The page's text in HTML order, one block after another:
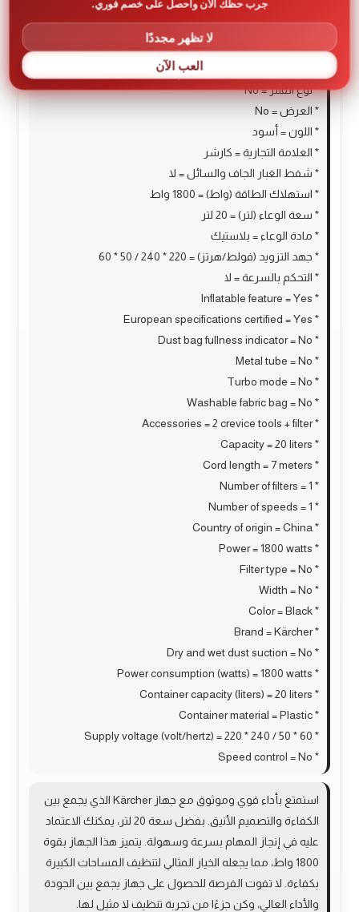
* عدد الفلاتر = 1
* بلد المنشأ = الصين
* نوع الفلتر = No
* العرض = No
* اللون = أسود
* العلامة التجارية = كارشر
* شفط الغبار الجاف والسائل = لا
* استهلاك الطاقة (واط) = 1800 واط
* سعة الوعاء (لتر) = 20 لتر
* مادة الوعاء = بلاستيك
* جهد التزويد (فولط/هرتز) = 220 * 240 / 50 * 60
* التحكم بالسرعة = لا
* Inflatable feature = Yes
* European specifications certified = Yes
* Dust bag fullness indicator = No
* Metal tube = No
* Turbo mode = No
* Washable fabric bag = No
* Accessories = 2 crevice tools + filter
* Capacity = 20 liters
* Cord length = 7 meters
* Number of filters = 1
* Number of speeds = 1
* Country of origin = China
* Power = 1800 watts
* Filter type = No
* Width = No
* Color = Black
* Brand = Kärcher
* Dry and wet dust suction = No
* Power consumption (watts) = 1800 watts
* Container capacity (liters) = 20 liters
* Container material = Plastic
* Supply voltage (volt/hertz) = 220 * 240 / 50 * 60
* Speed control = No
استمتع بأداء قوي وموثوق مع جهاز Kärcher الذي يجمع بين
الكفاءة والتصميم الأنيق. بفضل سعة 20 لتر، يمكنك الاعتماد
عليه في إنجاز المهام بسرعة وسهولة. يتميز هذا الجهاز بقوة
1800 واط، مما يجعله الخيار المثالي لتنظيف المساحات الكبيرة
بكفاءة. لا تفوت الفرصة للحصول على جهاز يجمع بين الجودة
والأداء العالي، وكن جزءًا من تجربة تنظيف لا مثيل لها.
لا تظهر مجددًا
العب الآن